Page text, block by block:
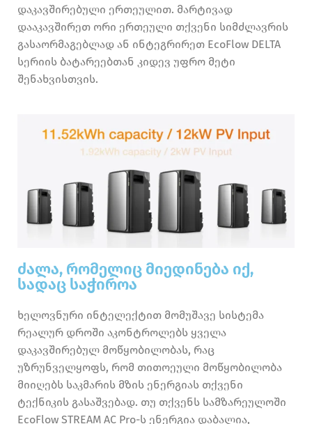
დაკავშირებული ერთეულით. მარტივად
დააკავშირეთ ორი ერთეული თქვენი სიმძლავრის
გასაორმაგებლად ან ინტეგრირეთ EcoFlow DELTA
სერიის ბატარეებთან კიდევ უფრო მეტი
შენახვისთვის.
ძალა, რომელიც მიედინება იქ,
სადაც საჭიროა
ხელოვნური ინტელექტით მომუშავე სისტემა
რეალურ დროში აკონტროლებს ყველა
დაკავშირებულ მოწყობილობას, რაც
უზრუნველყოფს, რომ თითოეული მოწყობილობა
მიიღებს საკმარის მზის ენერგიას თქვენი
ტექნიკის გასაშვებად. თუ თქვენს სამზარეულოში
EcoFlow STREAM AC Pro-ს ენერგია დაბალია,